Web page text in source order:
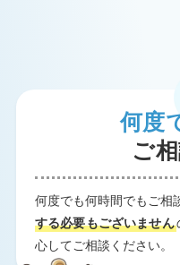
何度
ご
何度でも何時間でもご相
する必要もございません
心してご相談ください。